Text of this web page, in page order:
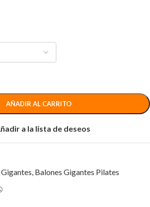
AÑADIR AL CARRITO
a la lista de deseos
, Balones Gigantes Pilates